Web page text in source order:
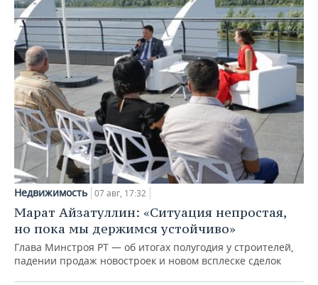
Недвижимость 07 авг, 17:32
Марат Айзатуллин: «Ситуация непростая,
но пока мы держимся устойчиво»
Глава Минстроя РТ — об итогах полугодия у строителей,
падении продаж новостроек и новом всплеске сделок